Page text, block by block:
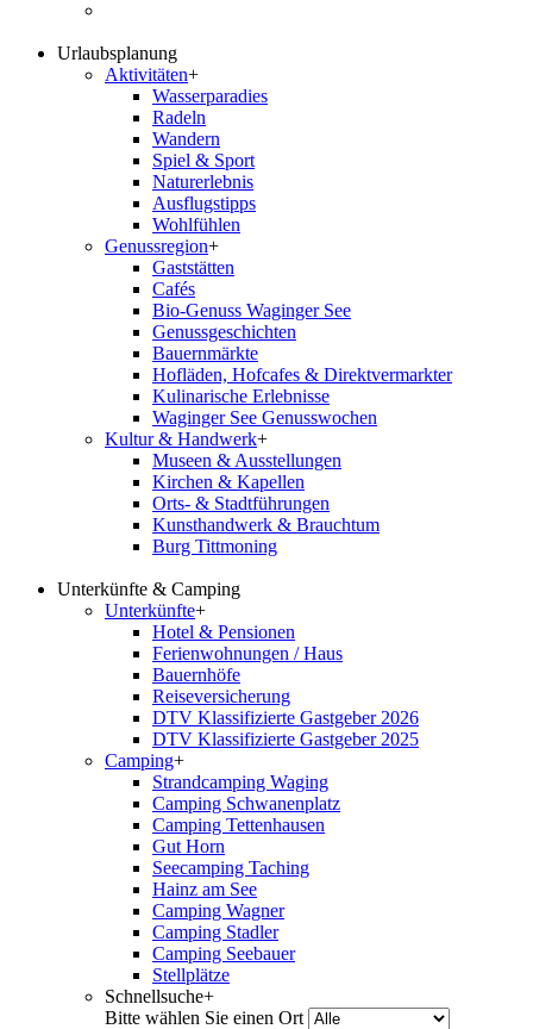
Urlaubsplanung
Aktivitäten+
Wasserparadies
Radeln
Wandern
Spiel & Sport
Naturerlebnis
Ausflugstipps
Wohlfühlen
Genussregion+
Gaststätten
Cafés
Bio-Genuss Waginger See
Genussgeschichten
Bauernmärkte
Hofläden, Hofcafes & Direktvermarkter
Kulinarische Erlebnisse
Waginger See Genusswochen
Kultur & Handwerk+
Museen & Ausstellungen
Kirchen & Kapellen
Orts- & Stadtführungen
Kunsthandwerk & Brauchtum
Burg Tittmoning
Unterkünfte & Camping
Unterkünfte+
Hotel & Pensionen
Ferienwohnungen / Haus
Bauernhöfe
Reiseversicherung
DTV Klassifizierte Gastgeber 2026
DTV Klassifizierte Gastgeber 2025
Camping+
Strandcamping Waging
Camping Schwanenplatz
Camping Tettenhausen
Gut Horn
Seecamping Taching
Hainz am See
Camping Wagner
Camping Stadler
Camping Seebauer
Stellplätze
Schnellsuche+
Bitte wählen Sie einen Ort